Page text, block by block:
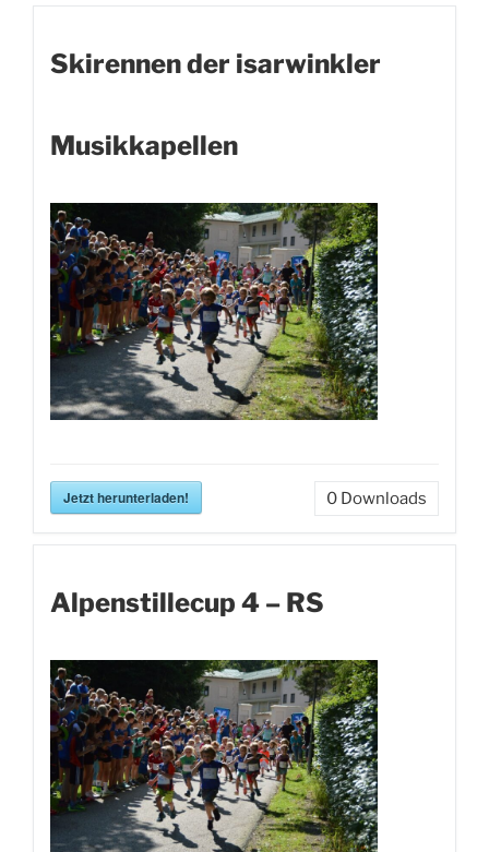
Skirennen der isarwinkler
Musikkapellen
Jetzt herunterladen! 0 Downloads
Alpenstillecup 4 – RS